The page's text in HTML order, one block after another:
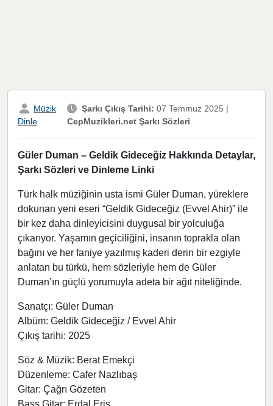
Müzik
Dinle
Şarkı Çıkış Tarihi: 07 Temmuz 2025 |
CepMuzikleri.net Şarkı Sözleri
Güler Duman – Geldik Gideceğiz Hakkında Detaylar,
Şarkı Sözleri ve Dinleme Linki
Türk halk müziğinin usta ismi Güler Duman, yüreklere
dokunan yeni eseri “Geldik Gideceğiz (Evvel Ahir)” ile
bir kez daha dinleyicisini duygusal bir yolculuğa
çıkarıyor. Yaşamın geçiciliğini, insanın toprakla olan
bağını ve her faniye yazılmış kaderi derin bir ezgiyle
anlatan bu türkü, hem sözleriyle hem de Güler
Duman’ın güçlü yorumuyla adeta bir ağıt niteliğinde.
Sanatçı: Güler Duman
Albüm: Geldik Gideceğiz / Evvel Ahir
Çıkış tarihi: 2025
Söz & Müzik: Berat Emekçi
Düzenleme: Cafer Nazlıbaş
Gitar: Çağrı Gözeten
Bass Gitar: Erdal Eriş